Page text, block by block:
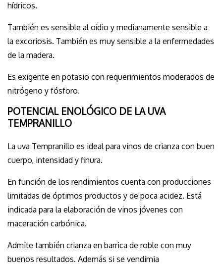
hídricos.
También es sensible al oídio y medianamente sensible a
la excoriosis. También es muy sensible a la enfermedades
de la madera.
Es exigente en potasio con requerimientos moderados de
nitrógeno y fósforo.
POTENCIAL ENOLÓGICO DE LA UVA
TEMPRANILLO
La uva Tempranillo es ideal para vinos de crianza con buen
cuerpo, intensidad y finura.
En función de los rendimientos cuenta con producciones
limitadas de óptimos productos y de poca acidez. Está
indicada para la elaboración de vinos jóvenes con
maceración carbónica.
Admite también crianza en barrica de roble con muy
buenos resultados. Además si se vendimia